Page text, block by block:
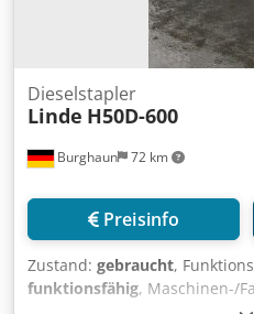
Burghaun 72 km
Dieselstapler
Linde H50D-600
Preisinfo
Zustand: gebraucht,
funktionsfähig, Maschinen-/